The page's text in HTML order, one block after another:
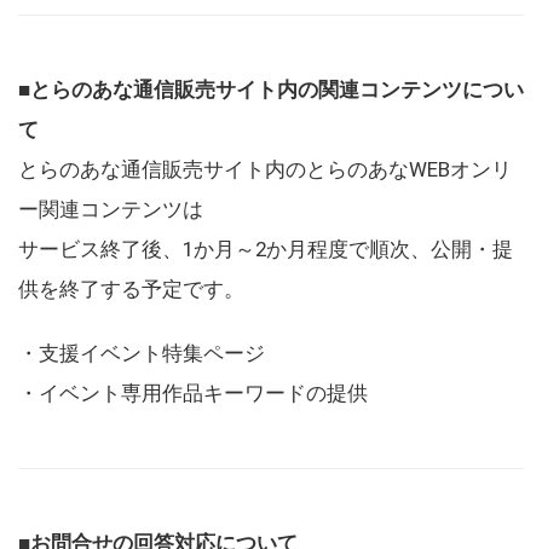
■とらのあな通信販売サイト内の関連コンテンツについ
て
とらのあな通信販売サイト内のとらのあなWEBオンリ
ー関連コンテンツは
サービス終了後、1か月～2か月程度で順次、公開・提
供を終了する予定です。
・支援イベント特集ページ
・イベント専用作品キーワードの提供
■お問合せの回答対応について